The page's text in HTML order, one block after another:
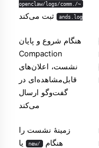
~/.openclaw/logs/comm
ands.log ثبت می‌کند
هنگام شروع و پایان
Compaction
نشست، اعلان‌های
قابل‌مشاهده‌ای در
گفت‌وگو ارسال
می‌کند
زمینهٔ نشست را
هنگام /new یا